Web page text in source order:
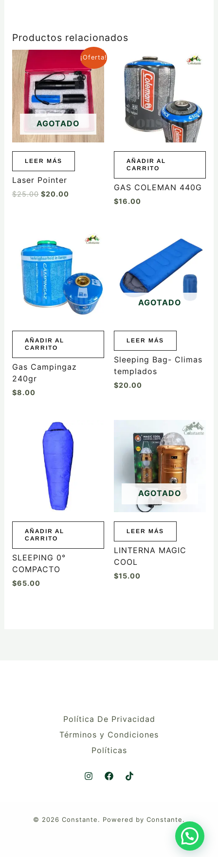
Productos relacionados
¡Oferta!
AGOTADO
LEER MÁS
Laser Pointer
$25.00
original
era:
$25.00.
$20.00
precio
actual
es:
$20.00.
AÑADIR AL
CARRITO
GAS COLEMAN 440G
$16.00
AÑADIR AL
CARRITO
Gas Campingaz
240gr
$8.00
AGOTADO
LEER MÁS
Sleeping Bag- Climas
templados
$20.00
AÑADIR AL
CARRITO
SLEEPING 0°
COMPACTO
$65.00
AGOTADO
LEER MÁS
LINTERNA MAGIC
COOL
$15.00
Política De Privacidad
Términos y Condiciones
Políticas
© 2026 Constante. Powered by Constante.